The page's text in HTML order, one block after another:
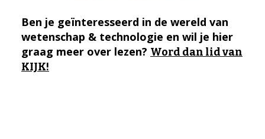
Ben je geïnteresseerd in de wereld van
wetenschap & technologie en wil je hier
graag meer over lezen? Word dan lid van
KIJK!